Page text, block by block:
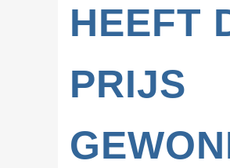
HEEFT
PRIJS